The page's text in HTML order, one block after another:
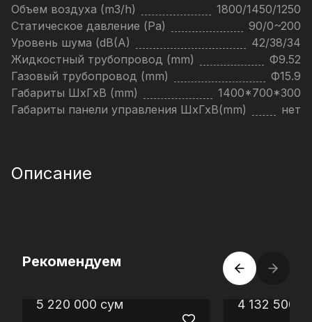
Объем воздуха (m3/h)
1800/1450/1250
Статическое давление (Pa)
90/0~200
Уровень шума (dB(A)
42/38/34
Жидкостный трубопровод (mm)
Ф9.52
Газовый трубопровод (mm)
Ф15.9
Габариты ШхГхВ (mm)
1400*700*300
Габариты панели управления ШхГхВ(mm)
нет
Описание
Рекомендуем
5 220 000 сум 4 132 500